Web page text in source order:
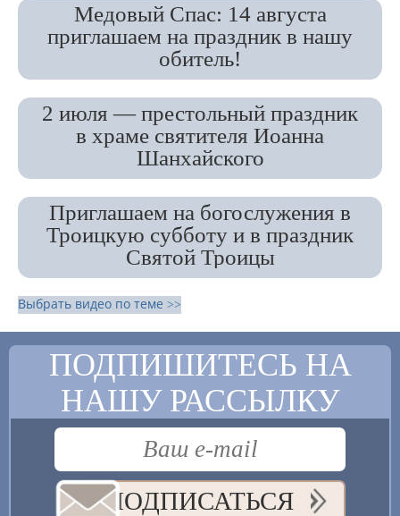
Медовый Спас: 14 августа
приглашаем на праздник в нашу
обитель!
2 июля — престольный праздник
в храме святителя Иоанна
Шанхайского
Приглашаем на богослужения в
Троицкую субботу и в праздник
Святой Троицы
Выбрать видео по теме >>
ПОДПИШИТЕСЬ НА
НАШУ РАССЫЛКУ
ПОДПИСАТЬСЯ